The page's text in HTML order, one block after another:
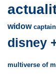
widow
disney
multiverse of